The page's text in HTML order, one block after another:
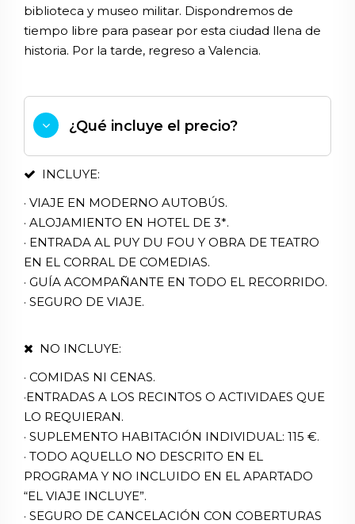
biblioteca y museo militar. Dispondremos de
tiempo libre para pasear por esta ciudad llena de
historia. Por la tarde, regreso a Valencia.
¿Qué incluye el precio?
INCLUYE:
· VIAJE EN MODERNO AUTOBÚS.
· ALOJAMIENTO EN HOTEL DE 3*.
· ENTRADA AL PUY DU FOU Y OBRA DE TEATRO
EN EL CORRAL DE COMEDIAS.
· GUÍA ACOMPAÑANTE EN TODO EL RECORRIDO.
· SEGURO DE VIAJE.
NO INCLUYE:
· COMIDAS NI CENAS.
·ENTRADAS A LOS RECINTOS O ACTIVIDAES QUE
LO REQUIERAN.
· SUPLEMENTO HABITACIÓN INDIVIDUAL: 115 €.
· TODO AQUELLO NO DESCRITO EN EL
PROGRAMA Y NO INCLUIDO EN EL APARTADO
“EL VIAJE INCLUYE”.
· SEGURO DE CANCELACIÓN CON COBERTURAS